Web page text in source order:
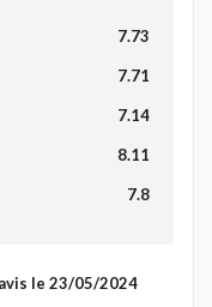
7.73
7.71
7.14
8.11
7.8
le 23/05/2024